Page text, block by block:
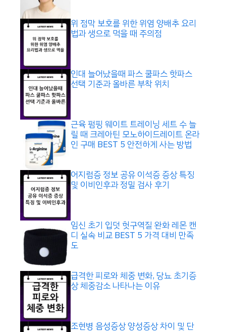
위 점막 보호를 위한 위염 양배추 요리
법과 생으로 먹을 때 주의점
인대 늘어났을때 파스 쿨파스 핫파스
선택 기준과 올바른 부착 위치
근육 펌핑 웨이트 트레이닝 세트 수 늘
릴 때 크레아틴 모노하이드레이트 온라
인 구매 BEST 5 안전하게 사는 방법
어지럼증 정보 공유 이석증 증상 특징
및 이비인후과 정밀 검사 후기
임신 초기 입덧 헛구역질 완화 레몬 캔
디 실속 비교 BEST 5 가격 대비 만족
도
급격한 피로와 체중 변화, 당뇨 초기증
상 체중감소 나타나는 이유
조현병 음성증상 양성증상 차이 및 단